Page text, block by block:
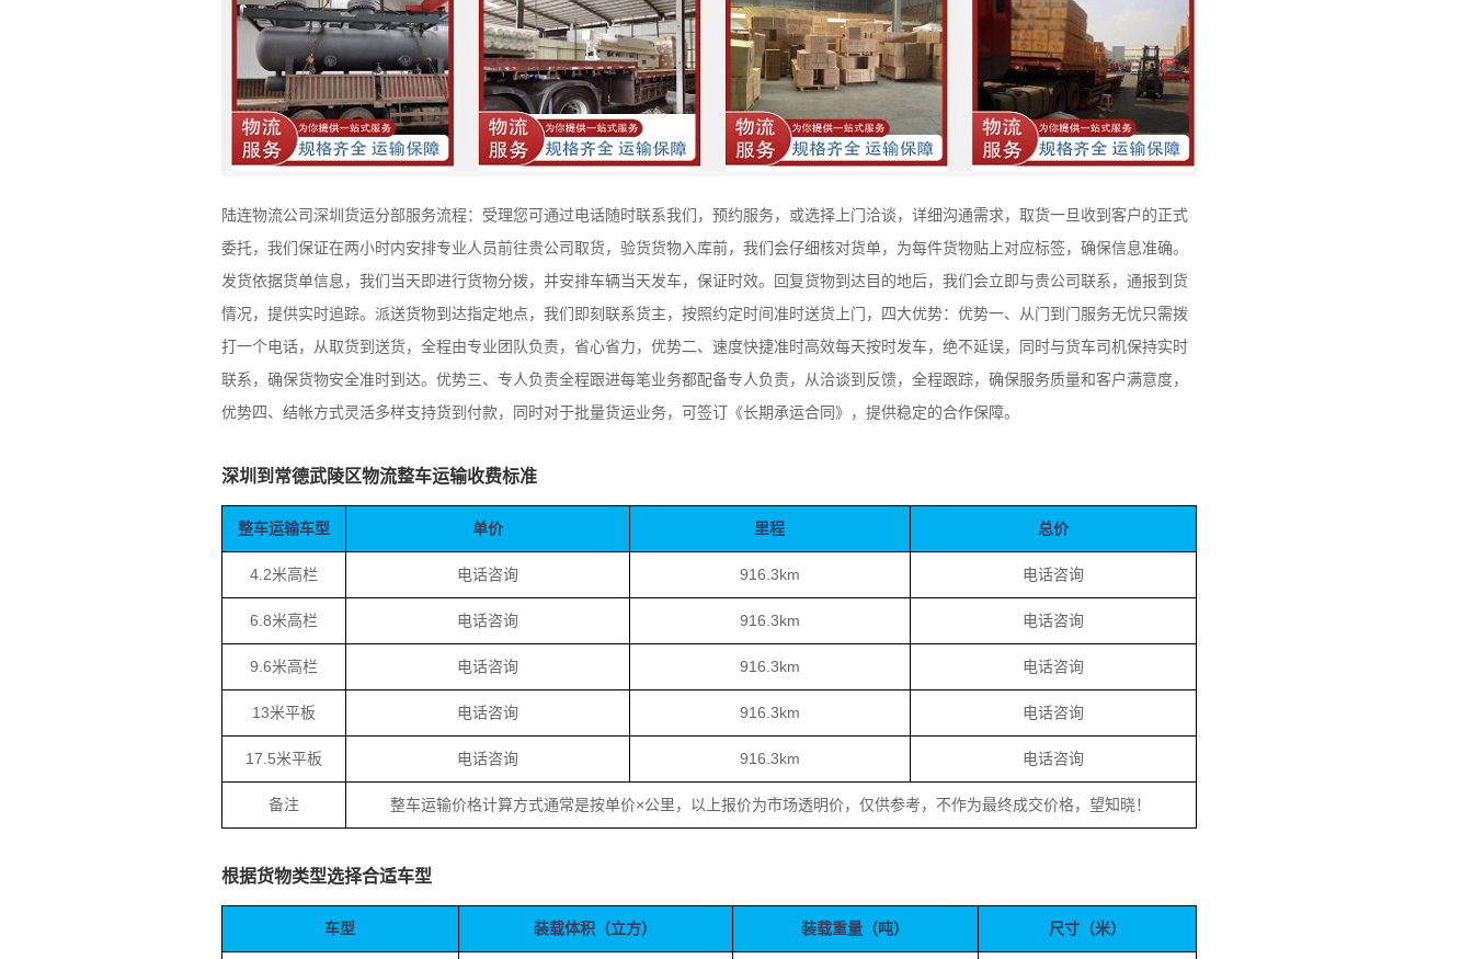
陆连物流公司深圳货运分部服务流程：受理您可通过电话随时联系我们，预约服务，或选择上门洽谈，详细沟通需求，取货一旦收到客户的正式
委托，我们保证在两小时内安排专业人员前往贵公司取货，验货货物入库前，我们会仔细核对货单，为每件货物贴上对应标签，确保信息准确。
发货依据货单信息，我们当天即进行货物分拨，并安排车辆当天发车，保证时效。回复货物到达目的地后，我们会立即与贵公司联系，通报到货
情况，提供实时追踪。派送货物到达指定地点，我们即刻联系货主，按照约定时间准时送货上门，四大优势：优势一、从门到门服务无忧只需拨
打一个电话，从取货到送货，全程由专业团队负责，省心省力，优势二、速度快捷准时高效每天按时发车，绝不延误，同时与货车司机保持实时
联系，确保货物安全准时到达。优势三、专人负责全程跟进每笔业务都配备专人负责，从洽谈到反馈，全程跟踪，确保服务质量和客户满意度，
优势四、结帐方式灵活多样支持货到付款，同时对于批量货运业务，可签订《长期承运合同》，提供稳定的合作保障。
深圳到常德武陵区物流整车运输收费标准
整车运输车型 单价 里程 总价
4.2米高栏 电话咨询 916.3km 电话咨询
6.8米高栏 电话咨询 916.3km 电话咨询
9.6米高栏 电话咨询 916.3km 电话咨询
13米平板 电话咨询 916.3km 电话咨询
17.5米平板 电话咨询 916.3km 电话咨询
备注 整车运输价格计算方式通常是按单价×公里，以上报价为市场透明价，仅供参考，不作为最终成交价格，望知晓！
根据货物类型选择合适车型
车型 装载体积（立方） 装载重量（吨） 尺寸（米）